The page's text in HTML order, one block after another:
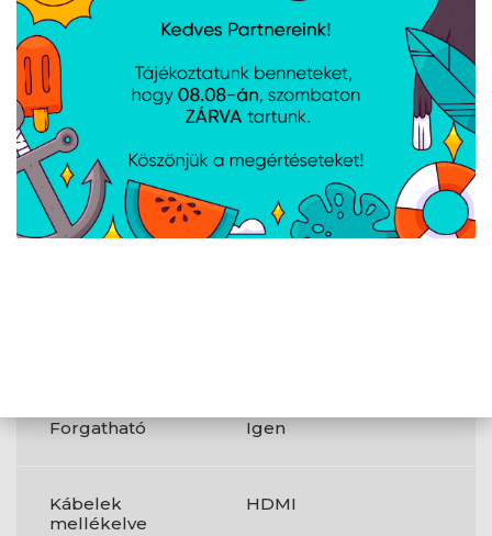
Termék színe
VESA szerelés Igen
Magasságigazítás Igen
Forgatható Igen
Kábelek
mellékelve
HDMI